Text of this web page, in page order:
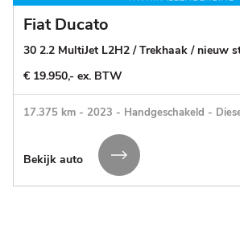
Fiat Ducato
30 2.2 MultiJet L2H2 / Trekhaak / nieuw
€ 19.950,- ex. BTW
17.375 km - 2023 - Handgeschakeld -
Bekijk auto